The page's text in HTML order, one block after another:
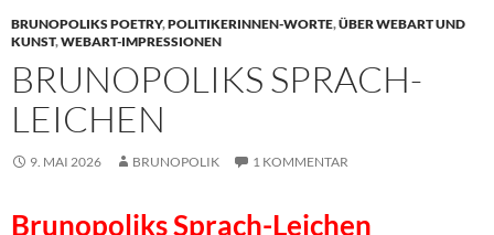
BRUNOPOLIKS POETRY,POLITIKERINNEN-WORTE,ÜBER WEBART UND
KUNST,WEBART-IMPRESSIONEN
BRUNOPOLIKS SPRACH-
LEICHEN
9. MAI 2026 BRUNOPOLIK 1 KOMMENTAR
Brunopoliks Sprach-Leichen